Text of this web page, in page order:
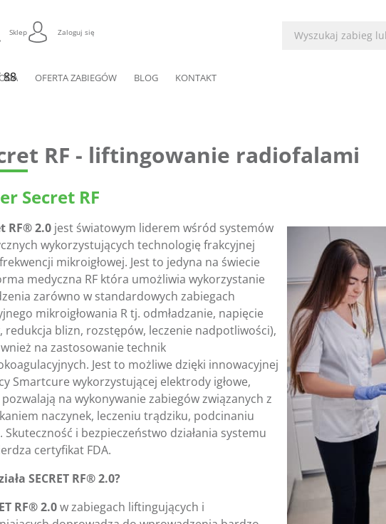
Sklep Zaloguj się
OFERTA ZABIEGÓW BLOG KONTAKT
88
RF - liftingowanie radiofalami
Secret RF
RF® 2.0jest światowym liderem wśród systemów
wykorzystujących technologię frakcyjnej
mikroigłowej. Jest to jedyna na świecie
medyczna RF która umożliwia wykorzystanie
zarówno w standardowych zabiegach
mikroigłowania R tj. odmładzanie, napięcie
redukcja blizn, rozstępów, leczenie nadpotliwości),
na zastosowanie technik
Jest to możliwe dzięki innowacyjnej
Smartcure wykorzystującej elektrody igłowe,
na wykonywanie zabiegów związanych z
naczynek, leczeniu trądziku, podcinaniu
Skuteczność i bezpieczeństwo działania systemu
certyfikat FDA.
SECRET RF® 2.0?
RF® 2.0w zabiegach liftingujących i